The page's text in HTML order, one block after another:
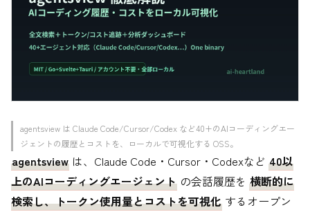
agentsview は Claude Code/Cursor/Codex など40+のAIコーディングエー
ジェントの履歴とコストを、ローカルで可視化する OSS。
agentsview は、Claude Code・Cursor・Codexなど 40以
上のAIコーディングエージェント の会話履歴を 横断的に
検索し、トークン使用量とコストを可視化 するオープン